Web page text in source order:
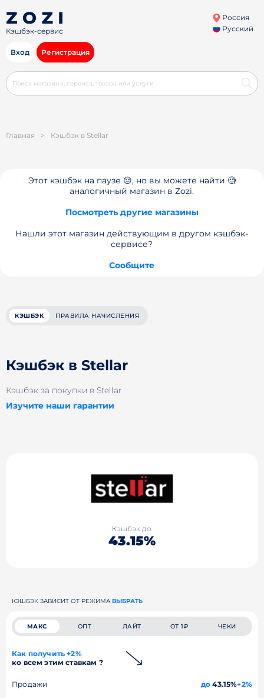
Кэшбэк-сервис
Россия
Русский
Вход Регистрация
Главная > Кэшбэк в Stellar
Этот кэшбэк на паузе 😔, но вы можете найти 🧐
аналогичный магазин в Zozi.
Посмотреть другие магазины
Нашли этот магазин действующим в другом кэшбэк-
сервисе?
Сообщите
КЭШБЭК ПРАВИЛА НАЧИСЛЕНИЯ
Кэшбэк в Stellar
Кэшбэк за покупки в Stellar
Изучите наши гарантии
Кэшбэк до
43.15%
КЭШБЭК ЗАВИСИТ ОТ РЕЖИМА ВЫБРАТЬ
МАКС ОПТ ЛАЙТ ОТ 1₽ ЧЕКИ
Как получить +2%
ко всем этим ставкам ?
Продажи до 43.15%+2%